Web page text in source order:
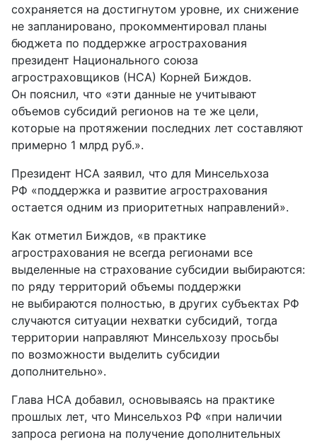
сохраняется на достигнутом уровне, их снижение
не запланировано, прокомментировал планы
бюджета по поддержке агрострахования
президент Национального союза
агростраховщиков (НСА) Корней Биждов.
Он пояснил, что «эти данные не учитывают
объемов субсидий регионов на те же цели,
которые на протяжении последних лет составляют
примерно 1 млрд руб.».
Президент НСА заявил, что для Минсельхоза
РФ «поддержка и развитие агрострахования
остается одним из приоритетных направлений».
Как отметил Биждов, «в практике
агрострахования не всегда регионами все
выделенные на страхование субсидии выбираются:
по ряду территорий объемы поддержки
не выбираются полностью, в других субъектах РФ
случаются ситуации нехватки субсидий, тогда
территории направляют Минсельхозу просьбы
по возможности выделить субсидии
дополнительно».
Глава НСА добавил, основываясь на практике
прошлых лет, что Минсельхоз РФ «при наличии
запроса региона на получение дополнительных